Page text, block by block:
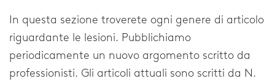
Lesioni
Piede
Caviglia
In questa sezione troverete ogni genere di articolo
riguardante le lesioni. Pubblichiamo
periodicamente un nuovo argomento scritto da
professionisti. Gli articoli attuali sono scritti da N.